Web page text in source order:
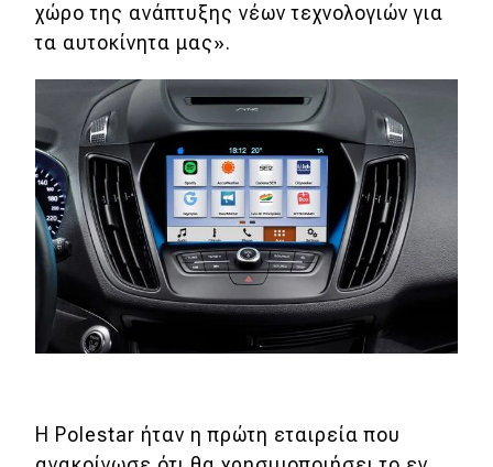
DRIVE USED
χώρο της ανάπτυξης νέων τεχνολογιών για
τα αυτοκίνητα μας».
Η Polestar ήταν η πρώτη εταιρεία που